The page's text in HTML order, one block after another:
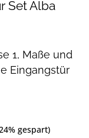
Set Alba
1, Maße und
Eingangstür
gespart)